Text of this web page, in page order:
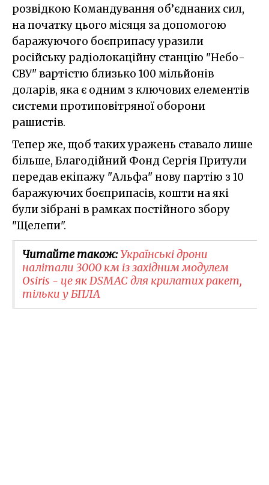
розвідкою Командування об’єднаних сил,
на початку цього місяця за допомогою
баражуючого боєприпасу уразили
російську радіолокаційну станцію "Небо-
СВУ" вартістю близько 100 мільйонів
доларів, яка є одним з ключових елементів
системи протиповітряної оборони
рашистів.
Тепер же, щоб таких уражень ставало лише
більше, Благодійний Фонд Сергія Притули
передав екіпажу "Альфа" нову партію з 10
баражуючих боєприпасів, кошти на які
були зібрані в рамках постійного збору
"Щелепи".
Читайте також:Українські дрони
налітали 3000 км із західним модулем
Osiris - це як DSMAC для крилатих ракет,
тільки у БПЛА